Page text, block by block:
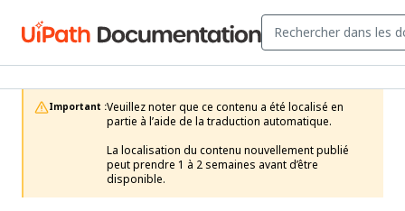
Important :Veuillez noter que ce contenu a été localisé en
partie à l’aide de la traduction automatique.
La localisation du contenu nouvellement publié
peut prendre 1 à 2 semaines avant d’être
disponible.